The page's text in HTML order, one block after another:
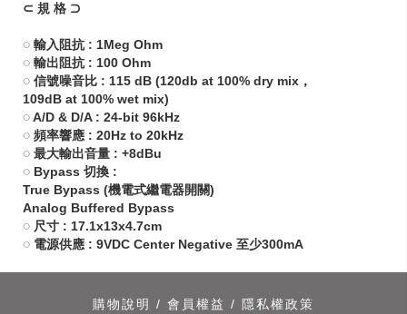
⊂ 規 格 ⊃
◌ 輸入阻抗 : 1Meg Ohm
◌ 輸出阻抗 : 100 Ohm
◌ 信號噪音比 : 115 dB (120db at 100% dry mix，
109dB at 100% wet mix)
◌ A/D & D/A : 24-bit 96kHz
◌ 頻率響應 : 20Hz to 20kHz
◌ 最大輸出音量 : +8dBu
◌ Bypass 切換 :
True Bypass (機電式繼電器開關)
Analog Buffered Bypass
◌ 尺寸 : 17.1x13x4.7cm
◌ 電源供應 : 9VDC Center Negative 至少300mA
購物說明 / 會員權益 / 隱私權政策